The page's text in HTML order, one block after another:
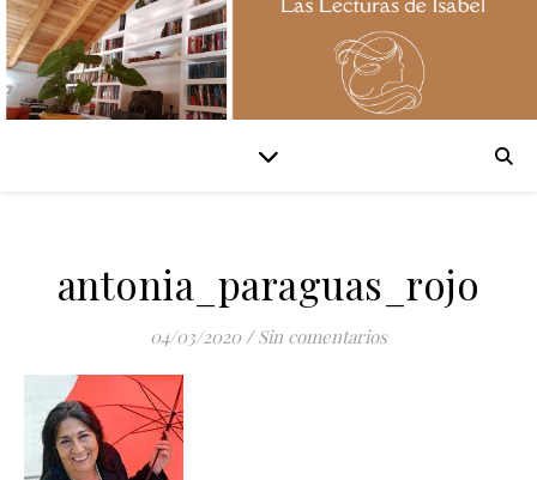
antonia_paraguas_rojo
04/03/2020 / Sin comentarios